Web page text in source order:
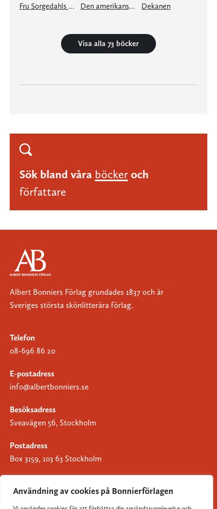
Användning av cookies på Bonnierförlagen
Fru Sorgedahls vackra vita armar Den amerikanska flickans söndagar Dekanen
Visa alla 73 böcker
Sök bland våra böcker och
författare
Albert Bonniers Förlag grundades 1837 och är
Sveriges största skönlitterära förlag.
Telefon
08-696 86 20
E-postadress
info@albertbonniers.se
Besöksadress
Sveavägen 56, Stockholm
Postadress
Box 3159, 103 63 Stockholm